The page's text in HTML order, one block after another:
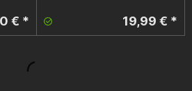
€ * 19,99 € *